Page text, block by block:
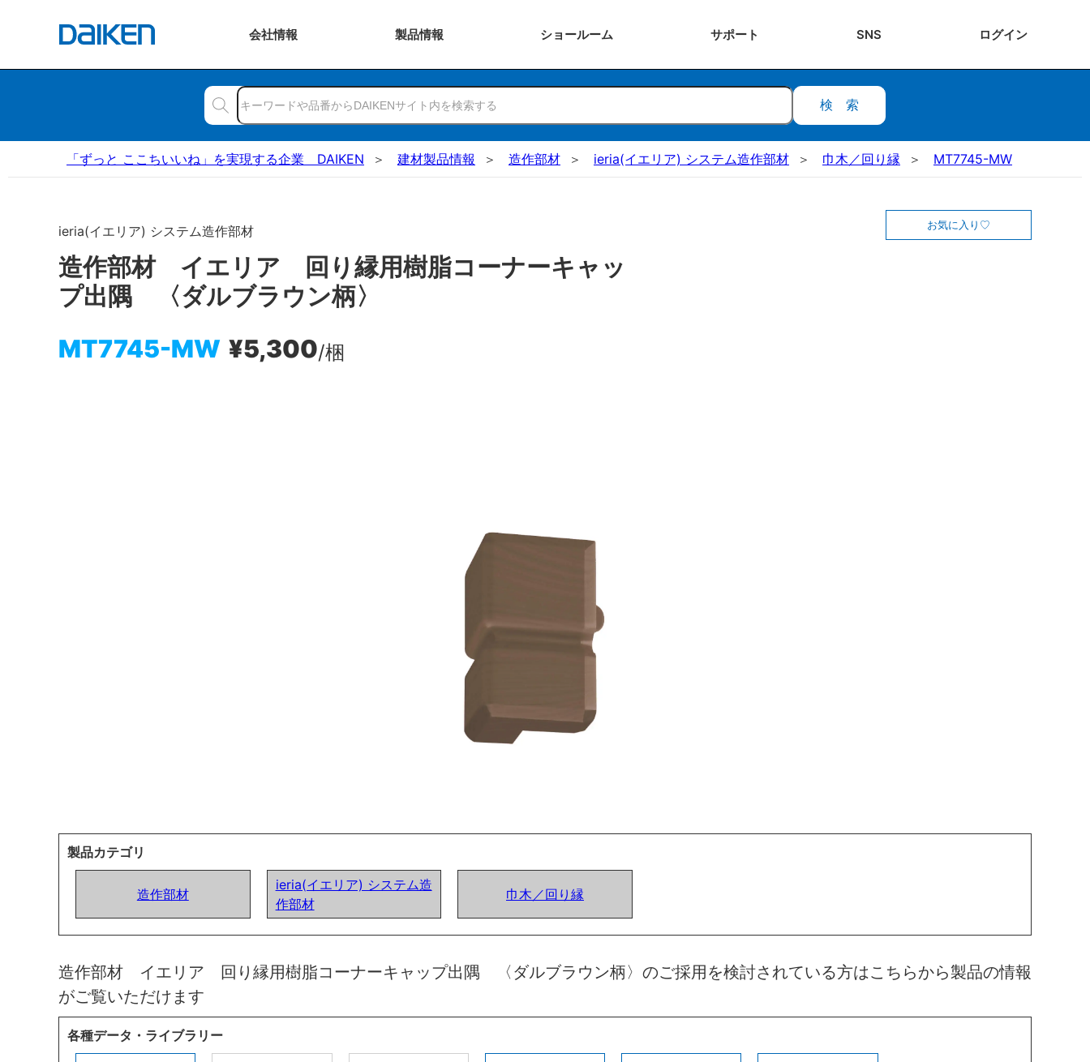
会社情報 製品情報 ショールーム サポート SNS ログイン
検索
「ずっと ここちいいね」を実現する企業 DAIKEN 建材製品情報 造作部材 ieria(イエリア) システム造作部材 巾木／回り縁 MT7745-MW
ieria(イエリア) システム造作部材
造作部材 イエリア 回り縁用樹脂コーナーキャッ
プ出隅 〈ダルブラウン柄〉
MT7745-MW ¥5,300/梱
お気に入り
製品カテゴリ
造作部材
ieria(イエリア) システム造
作部材
巾木／回り縁
造作部材 イエリア 回り縁用樹脂コーナーキャップ出隅 〈ダルブラウン柄〉のご採用を検討されている方はこちらから製品の情報
がご覧いただけます
各種データ・ライブラリー